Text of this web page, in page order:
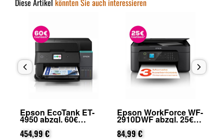
Epson EcoTank ET-
4950 abzgl. 60€
Cashback (von Epson
nach Registrierung)
454,99 €
Epson WorkForce WF-
2910DWF abzgl. 25€
Cashback (von Epson
nach Registrierung)
84,99 €